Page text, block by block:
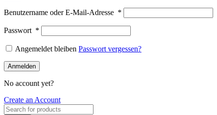
Benutzername oder E-Mail-Adresse *
Passwort *
Angemeldet bleiben Passwort vergessen?
Anmelden
No account yet?
Create an Account